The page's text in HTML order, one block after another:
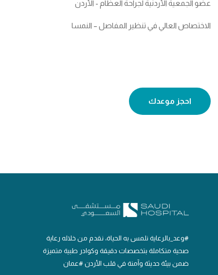
عضو الجمعية الأردنية لجراحة العظام - الأردن
الاختصاص العالي في تنظير المفاصل – النمسا
احجز موعدك
#وعد_بالرعاية نلمس به الحياة، نقدم من خلاله رعاية
صحية متكاملة بتخصصات دقيقة وكوادر طبية متميزة
ضمن بيئة حديثة وآمنة في قلب الأردن #عمان